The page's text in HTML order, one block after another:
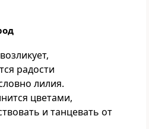
радости
лилия.
цветами,
и танцевать от